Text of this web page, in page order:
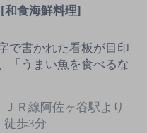
[和食海鮮料理]
で書かれた看板が目印
「うまい魚を食べるな
ＪＲ線阿佐ヶ谷駅より
徒歩3分